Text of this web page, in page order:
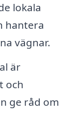
lokala
hantera
vägnar.
är
och
ge råd om